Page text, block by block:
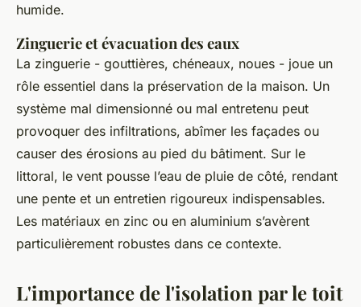
humide.
Zinguerie et évacuation des eaux
La zinguerie - gouttières, chéneaux, noues - joue un
rôle essentiel dans la préservation de la maison. Un
système mal dimensionné ou mal entretenu peut
provoquer des infiltrations, abîmer les façades ou
causer des érosions au pied du bâtiment. Sur le
littoral, le vent pousse l’eau de pluie de côté, rendant
une pente et un entretien rigoureux indispensables.
Les matériaux en zinc ou en aluminium s’avèrent
particulièrement robustes dans ce contexte.
L'importance de l'isolation par le toit